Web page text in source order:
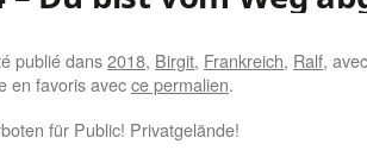
publié dans2018, Birgit, Frankreich, Ralf,
en favoris avecce permalien.
für Public! Privatgelände!